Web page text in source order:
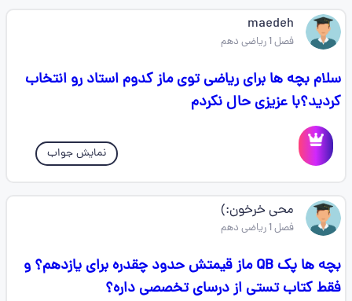
maedeh
فصل 1 ریاضی دهم
سلام بچه ها برای ریاضی توی ماز کدوم استاد رو انتخاب
کردید؟با عزیزی حال نکردم
نمایش جواب
محی خرخون:)
فصل 1 ریاضی دهم
بچه ها پک QB ماز قیمتش حدود چقدره برای یازدهم؟ و
فقط کتاب تستی از درسای تخصصی داره؟